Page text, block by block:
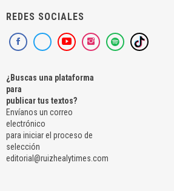
REDES SOCIALES
¿Buscas una plataforma
para
publicar tus textos?
Envíanos un correo
electrónico
para iniciar el proceso de
selección
editorial@ruizhealytimes.com